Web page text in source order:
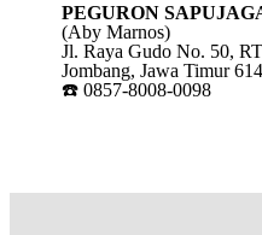
PEGURON
(Aby Marnos)
Jl. Raya Gudo No. 50,
Jombang, Jawa Timur
☎️ 0857-8008-0098